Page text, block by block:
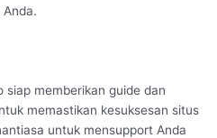
siap memberikan guide dan
memastikan kesuksesan situs
untuk mensupport Anda